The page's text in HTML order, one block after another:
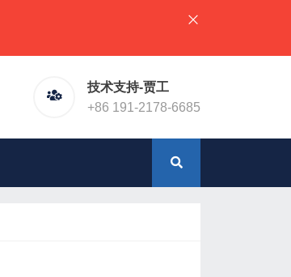
技术支持-贾工
+86 191-2178-6685